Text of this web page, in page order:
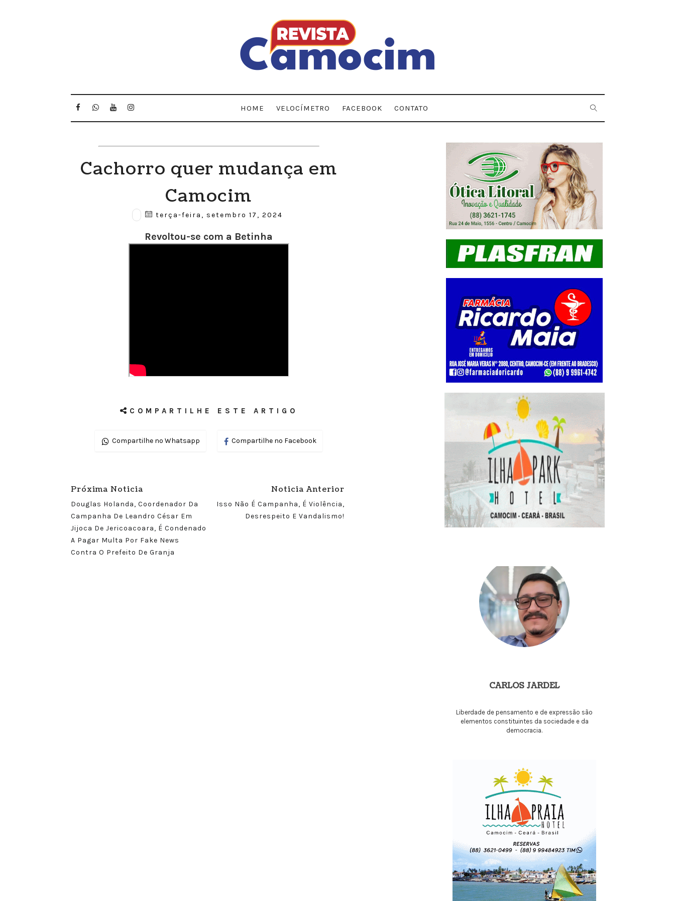
HOME VELOCÍMETRO FACEBOOK CONTATO
Cachorro quer mudança em
Camocim
terça-feira, setembro 17, 2024
Revoltou-se com a Betinha
COMPARTILHE ESTE ARTIGO
Compartilhe no Whatsapp Compartilhe no Facebook
Próxima Noticia
Douglas Holanda, Coordenador Da
Campanha De Leandro César Em
Jijoca De Jericoacoara, É Condenado
A Pagar Multa Por Fake News
Contra O Prefeito De Granja
Noticia Anterior
Isso Não É Campanha, É Violência,
Desrespeito E Vandalismo!
CARLOS JARDEL
Liberdade de pensamento e de expressão são
elementos constituintes da sociedade e da
democracia.